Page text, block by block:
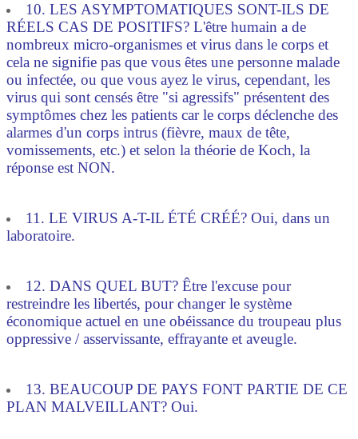
10. LES ASYMPTOMATIQUES SONT-ILS DE
RÉELS CAS DE POSITIFS? L'être humain a de
nombreux micro-organismes et virus dans le corps et
cela ne signifie pas que vous êtes une personne malade
ou infectée, ou que vous ayez le virus, cependant, les
virus qui sont censés être "si agressifs" présentent des
symptômes chez les patients car le corps déclenche des
alarmes d'un corps intrus (fièvre, maux de tête,
vomissements, etc.) et selon la théorie de Koch, la
réponse est NON.
11. LE VIRUS A-T-IL ÉTÉ CRÉÉ? Oui, dans un
laboratoire.
12. DANS QUEL BUT? Être l'excuse pour
restreindre les libertés, pour changer le système
économique actuel en une obéissance du troupeau plus
oppressive / asservissante, effrayante et aveugle.
13. BEAUCOUP DE PAYS FONT PARTIE DE CE
PLAN MALVEILLANT? Oui.